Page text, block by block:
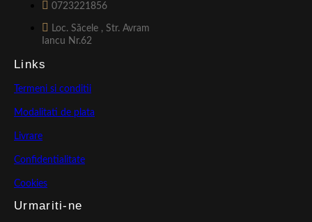
0723221856
Loc. Săcele , Str. Avram
Iancu Nr.62
Links
Termeni si conditii
Modalitati de plata
Livrare
Confidentialitate
Cookies
Urmariti-ne